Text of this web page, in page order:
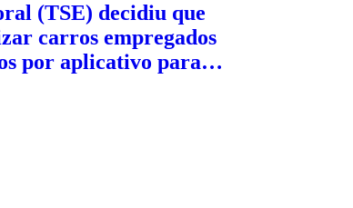
(TSE) decidiu que
carros empregados
por aplicativo para…